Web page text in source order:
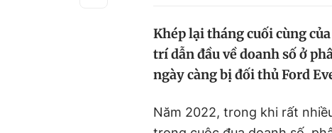
Khép lại tháng cuối cùng
trí dẫn đầu về doanh số ở
ngày càng bị đối thủ Ford
Năm 2022, trong khi rất